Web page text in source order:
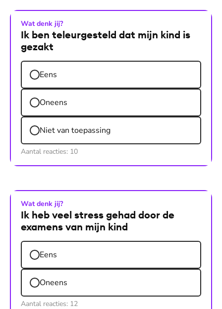
Wat denk jij?
Ik ben teleurgesteld dat mijn kind is
gezakt
Eens
Oneens
Niet van toepassing
Aantal reacties: 10
Wat denk jij?
Ik heb veel stress gehad door de
examens van mijn kind
Eens
Oneens
Aantal reacties: 12